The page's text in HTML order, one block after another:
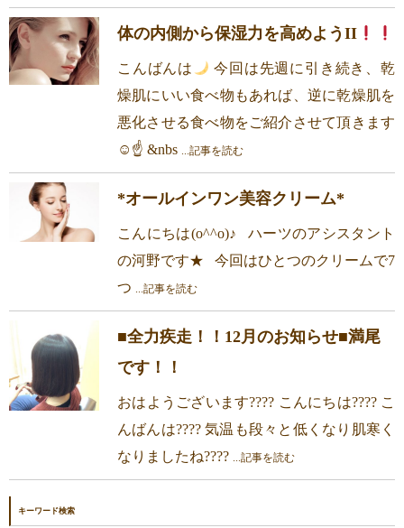
体の内側から保湿力を高めようII
こんばんは
今回は先週に引き続き、乾
燥肌にいい食べ物もあれば、逆に乾燥肌を
悪化させる食べ物をご紹介させて頂きます
☺☝ &nbs ...記事を読む
*オールインワン美容クリーム*
こんにちは(o^^o)♪ ハーツのアシスタント
の河野です★ 今回はひとつのクリームで7
つ ...記事を読む
■全力疾走！！12月のお知らせ■満尾
です！！
おはようございます???? こんにちは???? こ
んばんは???? 気温も段々と低くなり肌寒く
なりましたね????
...記事を読む
キーワード検索